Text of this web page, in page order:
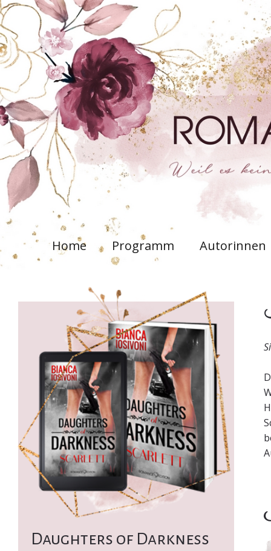
Home Programm Autorinnen
Daughters of Darkness